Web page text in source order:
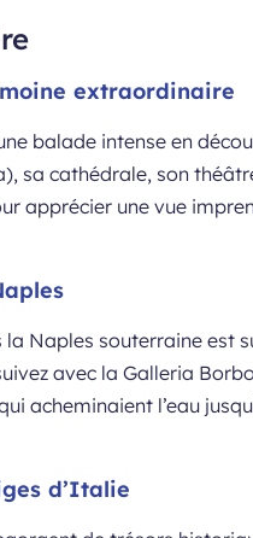
extraordinaire
balade intense en
sa cathédrale, son
apprécier une vue
la Naples souterraine est
avec la Galleria
acheminaient l’eau
d’Italie